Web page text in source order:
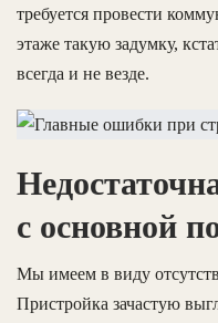
требуется провести
этаже такую задумку,
всегда и не везде.
с основной
Мы имеем в виду
Пристройка зачастую